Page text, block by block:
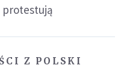
protestują
Z POLSKI